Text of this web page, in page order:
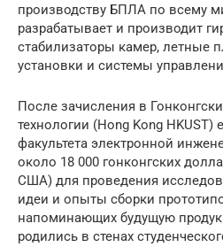
производству БПЛА по всему
разрабатывает и производит
стабилизаторы камер, летные
установки и системы
После зачисления в
технологии (Hong Kong HKUST)
факультета электронной
около 18 000 гонконгских
США) для проведения
идеи и опыты сборки
напоминающих будущую
родились в стенах